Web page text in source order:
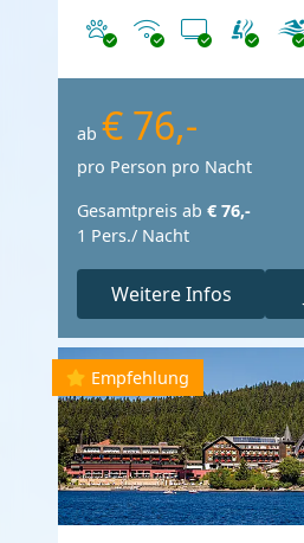
Haustiere erlaubt
Internet
TV
ab € 76,-
pro Person pro Nacht
Gesamtpreis ab € 76,-
1 Pers./ Nacht
Weitere Infos
Empfehlung